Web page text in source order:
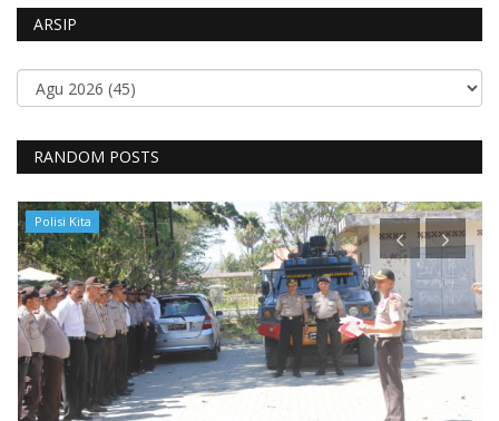
ARSIP
RANDOM POSTS
Polisi Kita